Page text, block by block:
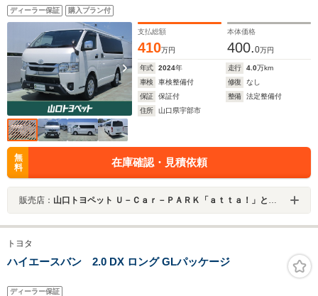
ディーラー保証 購入プラン付
支払総額
410万円
本体価格
400.0万円
年式 2024年 走行 4.0万km
車検
車検整備付 修復
なし
保証
保証付 整備
法定整備付
住所
山口県宇部市
無
料
在庫確認・見積依頼
販売店： 山口トヨペット Ｕ－Ｃａｒ－ＰＡＲＫ「ａｔｔａ！」ときわ
トヨタ
ハイエースバン 2.0 DX ロング GLパッケージ
ディーラー保証